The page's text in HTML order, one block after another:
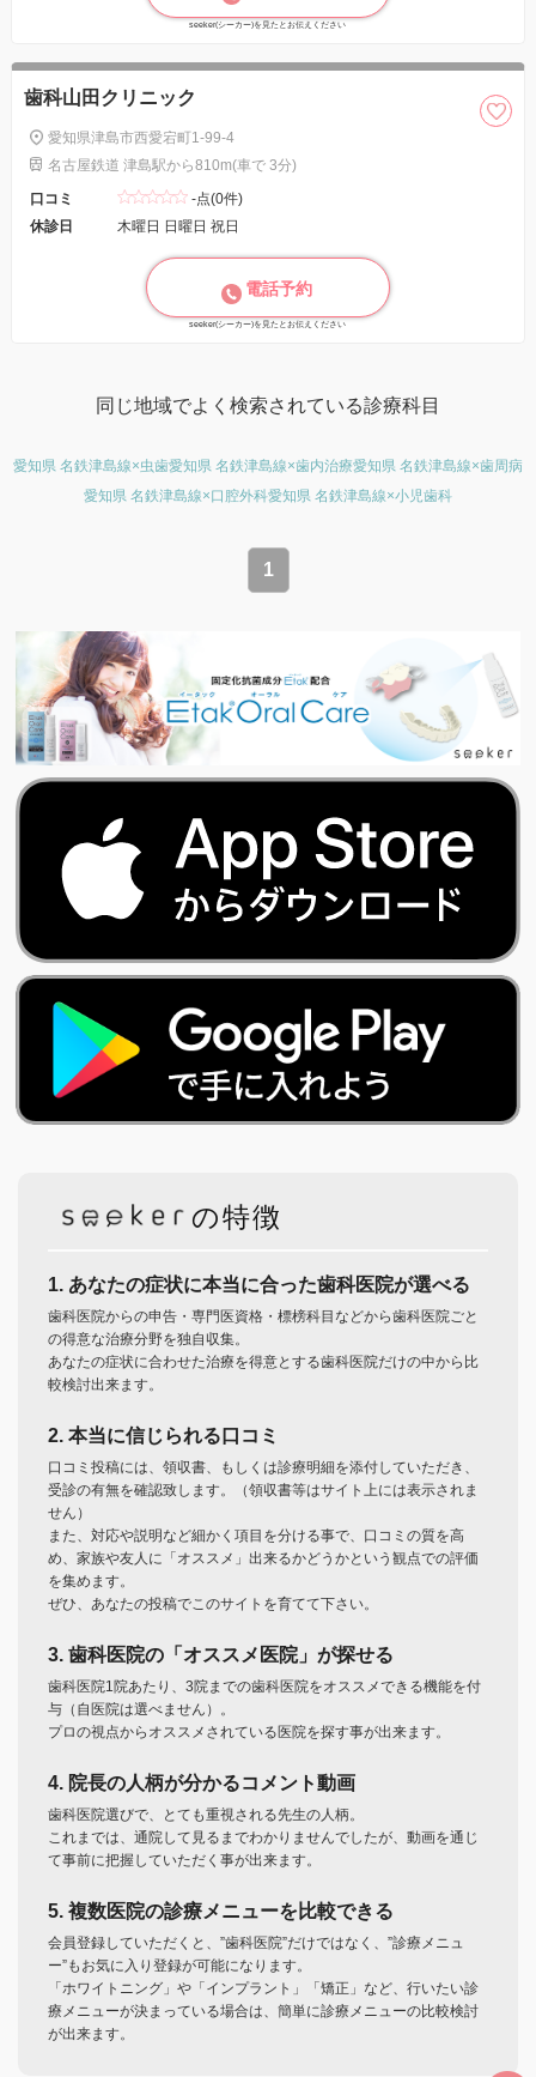
seeker(シーカー)を見たとお伝えください
歯科山田クリニック
愛知県津島市西愛宕町1-99-4
名古屋鉄道 津島駅から810m(車で 3分)
口コミ
-点(0件)
休診日
木曜日 日曜日 祝日
電話予約
seeker(シーカー)を見たとお伝えください
同じ地域でよく検索されている診療科目
愛知県 名鉄津島線×虫歯愛知県 名鉄津島線×歯内治療愛知県 名鉄津島線×歯周病
愛知県 名鉄津島線×口腔外科愛知県 名鉄津島線×小児歯科
1
の特徴
1. あなたの症状に本当に合った歯科医院が選べる
歯科医院からの申告・専門医資格・標榜科目などから歯科医院ごと
の得意な治療分野を独自収集。
あなたの症状に合わせた治療を得意とする歯科医院だけの中から比
較検討出来ます。
2. 本当に信じられる口コミ
口コミ投稿には、領収書、もしくは診療明細を添付していただき、
受診の有無を確認致します。（領収書等はサイト上には表示されま
せん）
また、対応や説明など細かく項目を分ける事で、口コミの質を高
め、家族や友人に「オススメ」出来るかどうかという観点での評価
を集めます。
ぜひ、あなたの投稿でこのサイトを育てて下さい。
3. 歯科医院の「オススメ医院」が探せる
歯科医院1院あたり、3院までの歯科医院をオススメできる機能を付
与（自医院は選べません）。
プロの視点からオススメされている医院を探す事が出来ます。
4. 院長の人柄が分かるコメント動画
歯科医院選びで、とても重視される先生の人柄。
これまでは、通院して見るまでわかりませんでしたが、動画を通じ
て事前に把握していただく事が出来ます。
5. 複数医院の診療メニューを比較できる
会員登録していただくと、”歯科医院”だけではなく、”診療メニュ
ー”もお気に入り登録が可能になります。
「ホワイトニング」や「インプラント」「矯正」など、行いたい診
療メニューが決まっている場合は、簡単に診療メニューの比較検討
が出来ます。